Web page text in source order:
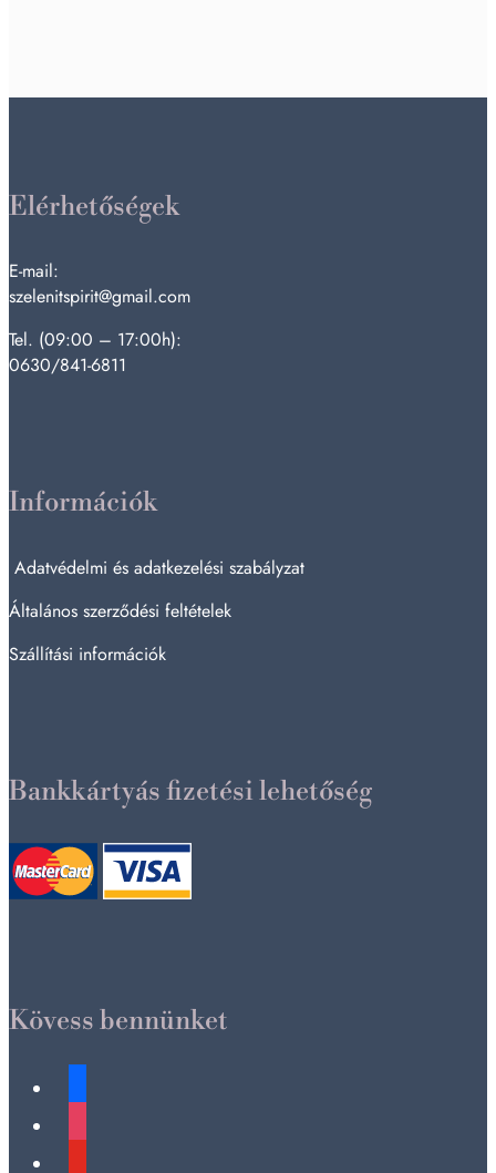
Elérhetőségek
E-mail:
szelenitspirit@gmail.com
Tel. (09:00 – 17:00h):
0630/841-6811
Információk
Adatvédelmi és adatkezelési szabályzat
Általános szerződési feltételek
Szállítási információk
Bankkártyás fizetési lehetőség
Kövess bennünket